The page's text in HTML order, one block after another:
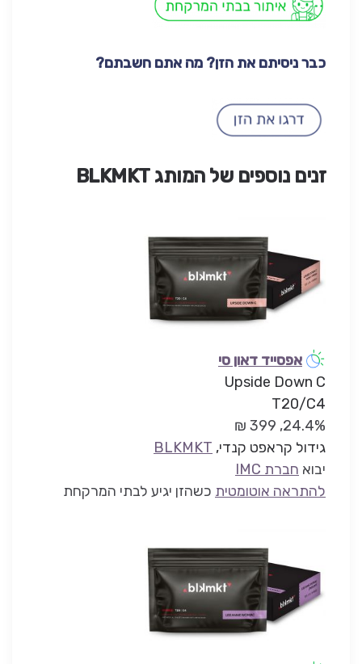
כבר ניסיתם את הזן? מה אתם חשבתם?
זנים נוספים של המותג BLKMKT
אפסייד דאון סי
Upside Down C
T20/C4
24.4%, 399 ₪
גידול קראפט קנדי, BLKMKT
יבוא חברת IMC
להתראה אוטומטית כשהזן יגיע לבתי המרקחת